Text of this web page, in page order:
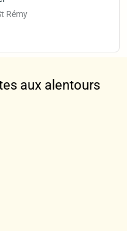
Rémy
aux alentours